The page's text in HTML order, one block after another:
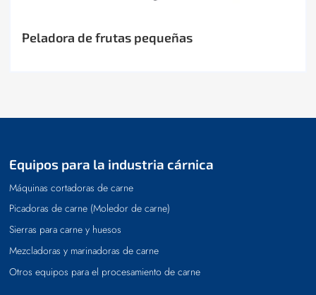
Peladora de frutas pequeñas
Equipos para la industria cárnica
Máquinas cortadoras de carne
Picadoras de carne (Moledor de carne)
Sierras para carne y huesos
Mezcladoras y marinadoras de carne
Otros equipos para el procesamiento de carne